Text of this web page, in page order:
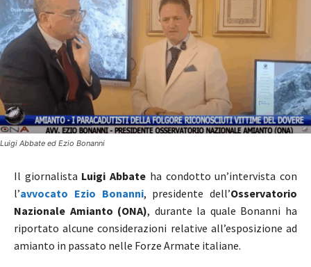
Luigi Abbate ed Ezio Bonanni
Il giornalista Luigi Abbate ha condotto un’intervista con
l’avvocato Ezio Bonanni, presidente dell’Osservatorio
Nazionale Amianto (ONA), durante la quale Bonanni ha
riportato alcune considerazioni relative all’esposizione ad
amianto in passato nelle Forze Armate italiane.